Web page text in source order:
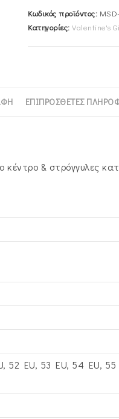
Μήκος
ποσότητα
Κωδικός προϊόντος:
Κατηγορίες: Valentine's
ΕΠΙΠΡΌΣΘΕΤΕΣ
& στρόγγυλες
52 EU, 53 EU, 54 EU,